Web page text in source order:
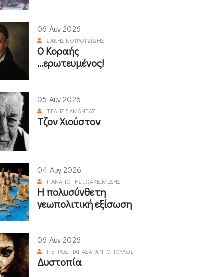
06 Αυγ 2026
ΣΆΚΗΣ ΚΟΥΡΟΥΖΊΔΗΣ
Ο Κοραής
...ερωτευμένος!
05 Αυγ 2026
ΤΈΛΗΣ ΣΑΜΑΝΤΆΣ
Τζον Χιούστον
04 Αυγ 2026
ΠΑΝΑΓΙΏΤΗΣ ΙΩΑΚΕΙΜΊΔΗΣ
Η πολυσύνθετη
γεωπολιτική εξίσωση
06 Αυγ 2026
ΠΈΤΡΟΣ ΠΑΠΑΣΑΡΑΝΤΌΠΟΥΛΟΣ
Δυστοπία